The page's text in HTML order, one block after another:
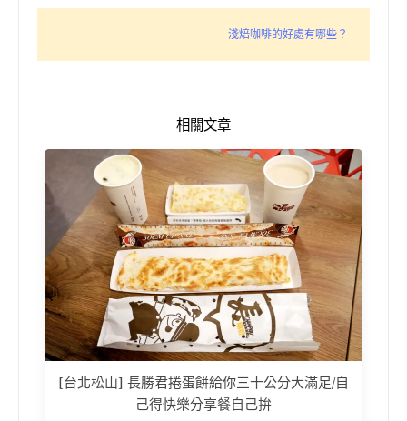
淺焙咖啡的好處有哪些？
相關文章
[台北松山] 長勝君捲蛋餅給你三十公分大滿足/自
己得快樂分享餐自己拚